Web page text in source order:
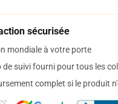
sécurisée
mondiale à votre porte
de suivi fourni pour tous les
complet si le produit